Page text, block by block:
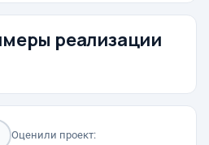
реализации
Оценили проект: